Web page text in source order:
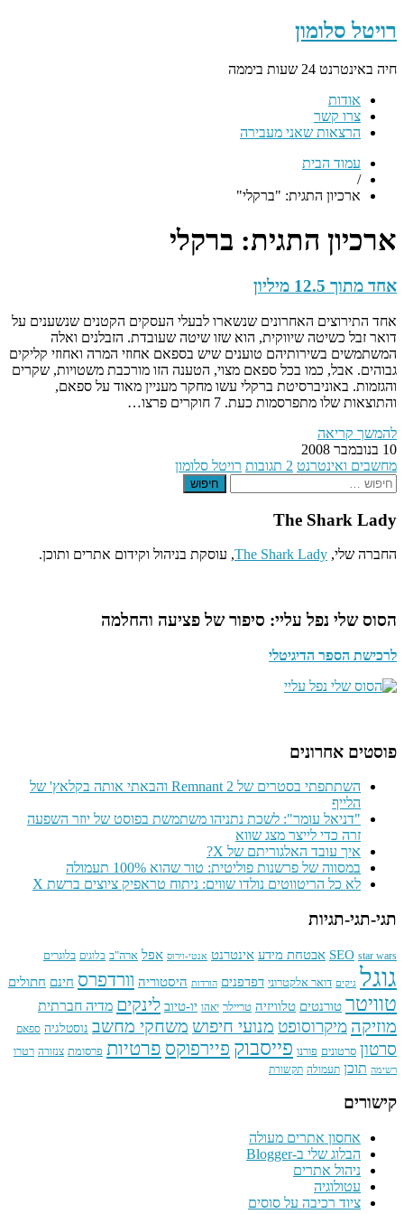
רויטל סלומון
חיה באינטרנט 24 שעות ביממה
אודות
צרו קשר
הרצאות שאני מעבירה
עמוד הבית
/
ארכיון התגית: "ברקלי"
ארכיון התגית: ברקלי
אחד מתוך 12.5 מיליון
אחד התירוצים האחרונים שנשארו לבעלי העסקים הקטנים שנשענים על
דואר זבל כשיטה שיווקית, הוא שזו שיטה שעובדת. הזבלנים ואלה
המשתמשים בשירותיהם טוענים שיש בספאם אחוזי המרה ואחוזי קליקים
גבוהים. אבל, כמו בכל ספאם מצוי, הטענה הזו מורכבת משטויות, שקרים
והגזמות. באוניברסיטת ברקלי עשו מחקר מעניין מאוד על ספאם,
והתוצאות שלו מתפרסמות כעת. 7 חוקרים פרצו…
להמשך קריאה
10 בנובמבר 2008
מחשבים ואינטרנט 2 תגובות
רויטל סלומון
חיפוש
The Shark Lady
החברה שלי, The Shark Lady, עוסקת בניהול וקידום אתרים ותוכן.
הסוס שלי נפל עליי: סיפור של פציעה והחלמה
לרכישת הספר הדיגיטלי
פוסטים אחרונים
השתתפתי בסטרים של Remnant 2 והבאתי אותה בקלאץ' של
הלייף
"דניאל עומר": לשכת נתניהו משתמשת בפוסט של יוזר השפעה
זרה כדי לייצר מצג שווא
איך עובד האלגוריתם של X?
במסווה של פרשנות פוליטית: טור שהוא 100% תעמולה
לא כל הריטווטים נולדו שווים: ניתוח טראפיק ציוצים ברשת X
תגי-תגי-תגיות
SEO star wars אבטחת מידע אינטרנט אנטי-וירוס אפל ארה"ב בלוגים בלוגרים
גוגל גיקים דואר אלקטרוני דפדפנים הורדות היסטוריה וורדפרס חינם חתולים
טוויטר טורנטים טלוויזיה טריילר יאהו יו-טיוב לינקים מדיה חברתית
מוזיקה מיקרוסופט מנועי חיפוש משחקי מחשב נוסטלגיה ספאם
סרטון סרטונים פורנו פייסבוק פיירפוקס פרטיות פרסומת צנזורה רטרו
רשימה תוכן תעמולה תקשורת
קישורים
אחסון אתרים מעולה
הבלוג שלי ב-Blogger
ניהול אתרים
עטולוגיה
ציוד רכיבה על סוסים